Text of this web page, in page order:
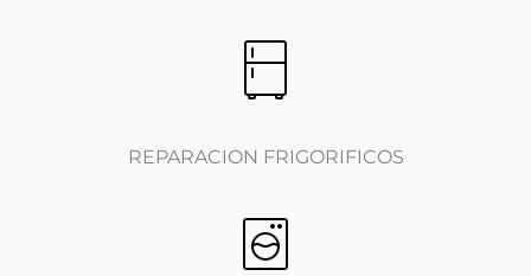
REPARACION FRIGORIFICOS